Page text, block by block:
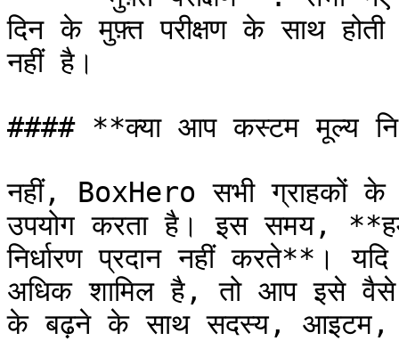
दिन के मुफ़्त परीक्षण के साथ
नहीं है।
#### **क्या आप कस्टम मूल्य
नहीं, BoxHero सभी ग्राहकों के
उपयोग करता है। इस समय,
निर्धारण प्रदान नहीं करते**।
अधिक शामिल है, तो आप इसे
के बढ़ने के साथ सदस्य, आइटम,